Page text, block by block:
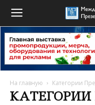
На главную Категории
КАТЕГОРИИ